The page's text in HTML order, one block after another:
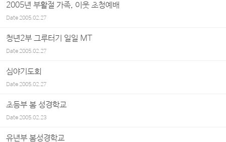
2005년 부활절 가족, 이웃 초청예배
Date2005.02.27
청년2부 그루터기 일일 MT
Date2005.02.27
심야기도회
Date2005.02.27
초등부 봄 성경학교
Date2005.02.23
유년부 봄성경학교